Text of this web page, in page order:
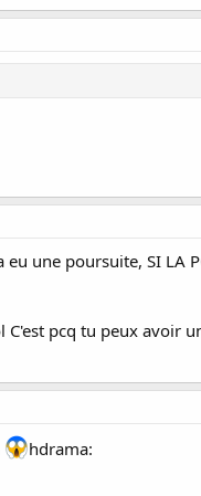
une poursuite, SI LA
pcq tu peux avoir
hdrama: